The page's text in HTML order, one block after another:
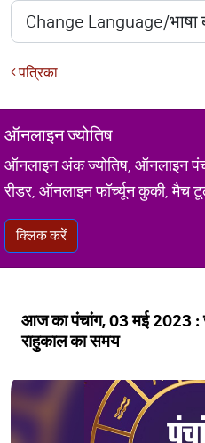
पत्रिका
ऑनलाइन ज्योतिष
ऑनलाइन अंक ज्योतिष, ऑनलाइन
रीडर, ऑनलाइन फॉर्च्यून कुकी, मैच
क्लिक करें
आज का पंचांग, 03 मई 2023 :
राहुकाल का समय